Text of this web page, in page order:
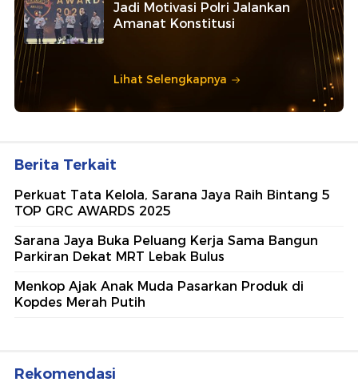
Jadi Motivasi Polri Jalankan
Amanat Konstitusi
Lihat Selengkapnya
Berita Terkait
Perkuat Tata Kelola, Sarana Jaya Raih Bintang 5
TOP GRC AWARDS 2025
Sarana Jaya Buka Peluang Kerja Sama Bangun
Parkiran Dekat MRT Lebak Bulus
Menkop Ajak Anak Muda Pasarkan Produk di
Kopdes Merah Putih
Rekomendasi